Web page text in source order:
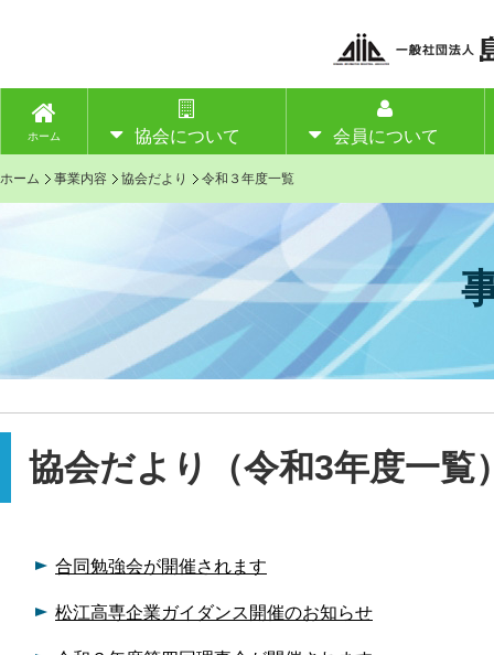
ホーム 協会について 会員について
ホーム 事業内容 協会だより 令和３年度一覧
協会だより（令和3年度一覧
合同勉強会が開催されます
松江高専企業ガイダンス開催のお知らせ